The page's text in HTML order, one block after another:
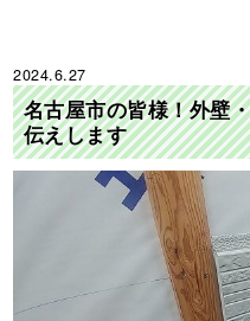
2024.6.27
名古屋市の皆様！外壁
伝えします